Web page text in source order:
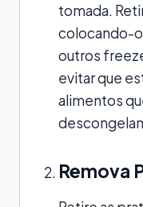
tomada.
colocando-
outros
evitar que
alimentos
Remova